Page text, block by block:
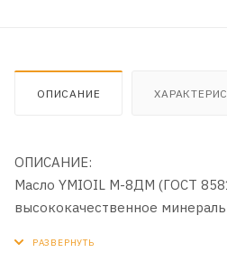
ОПИСАНИЕ
ОПИСАНИЕ:
Масло YMIOIL М-8ДМ (ГОСТ
высококачественное